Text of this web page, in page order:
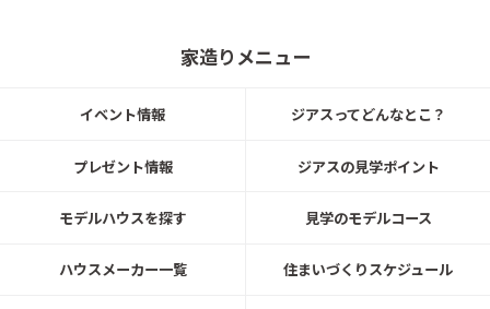
目会を開催！
午後16：00
生。4月19日（土）、20日（日）にプ
レオープン！
家造りメニュー
イベント情報
プレゼント情報
モデルハウスを探す
ハウスメーカー一覧
ジアスってどんなとこ？
ジアスの見学ポイント
見学のモデルコース
住まいづくりスケジュール